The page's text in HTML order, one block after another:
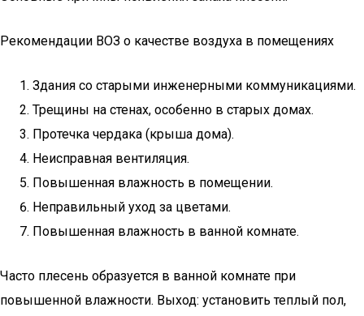
Рекомендации ВОЗ о качестве воздуха в помещениях
Здания со старыми инженерными коммуникациями.
Трещины на стенах, особенно в старых домах.
Протечка чердака (крыша дома).
Неисправная вентиляция.
Повышенная влажность в помещении.
Неправильный уход за цветами.
Повышенная влажность в ванной комнате.
Часто плесень образуется в ванной комнате при
повышенной влажности. Выход: установить теплый пол,